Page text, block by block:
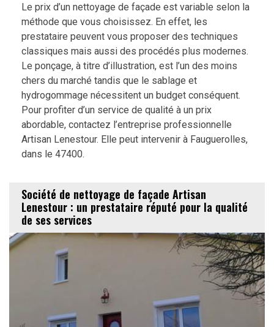
Le prix d’un nettoyage de façade est variable selon la
méthode que vous choisissez. En effet, les
prestataire peuvent vous proposer des techniques
classiques mais aussi des procédés plus modernes.
Le ponçage, à titre d’illustration, est l’un des moins
chers du marché tandis que le sablage et
hydrogommage nécessitent un budget conséquent.
Pour profiter d’un service de qualité à un prix
abordable, contactez l’entreprise professionnelle
Artisan Lenestour. Elle peut intervenir à Fauguerolles,
dans le 47400.
Société de nettoyage de façade Artisan
Lenestour : un prestataire réputé pour la qualité
de ses services